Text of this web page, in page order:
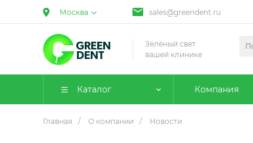
Москва sales@greendent.ru
Зелёный свет
вашей клинике
Каталог Компания
Главная / О компании / Новости